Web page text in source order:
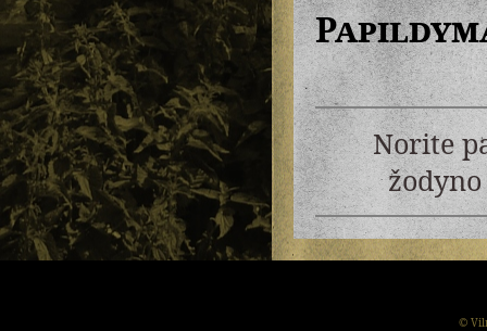
Norite
©